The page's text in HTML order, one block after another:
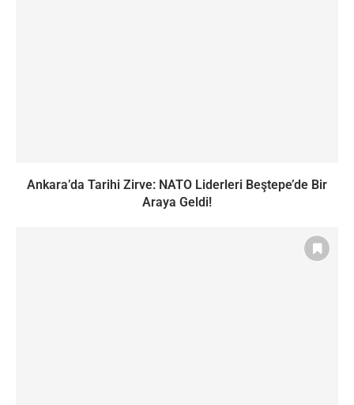
Ankara’da Tarihi Zirve: NATO Liderleri Beştepe’de Bir
Araya Geldi!